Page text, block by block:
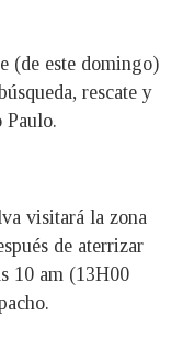
(de este domingo)
rescate y
Paulo.
visitará la zona
de aterrizar
10 am (13H00